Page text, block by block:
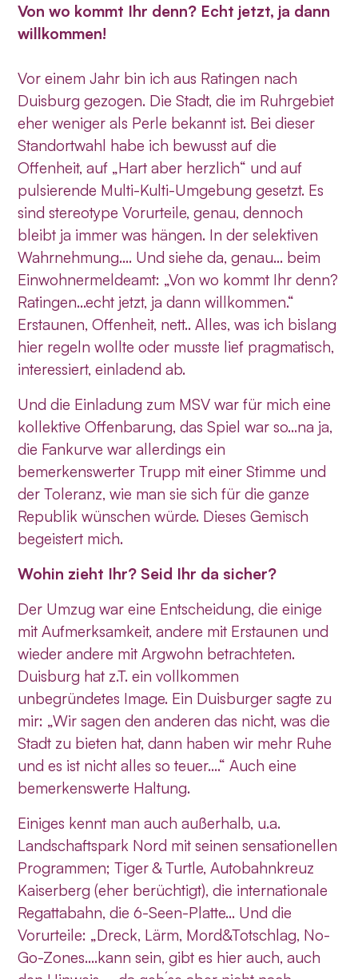
Von wo kommt Ihr denn? Echt jetzt, ja dann
willkommen!
Vor einem Jahr bin ich aus Ratingen nach
Duisburg gezogen. Die Stadt, die im Ruhrgebiet
eher weniger als Perle bekannt ist. Bei dieser
Standortwahl habe ich bewusst auf die
Offenheit, auf „Hart aber herzlich“ und auf
pulsierende Multi-Kulti-Umgebung gesetzt. Es
sind stereotype Vorurteile, genau, dennoch
bleibt ja immer was hängen. In der selektiven
Wahrnehmung…. Und siehe da, genau… beim
Einwohnermeldeamt: „Von wo kommt Ihr denn?
Ratingen…echt jetzt, ja dann willkommen.“
Erstaunen, Offenheit, nett.. Alles, was ich bislang
hier regeln wollte oder musste lief pragmatisch,
interessiert, einladend ab.
Und die Einladung zum MSV war für mich eine
kollektive Offenbarung, das Spiel war so…na ja,
die Fankurve war allerdings ein
bemerkenswerter Trupp mit einer Stimme und
der Toleranz, wie man sie sich für die ganze
Republik wünschen würde. Dieses Gemisch
begeistert mich.
Wohin zieht Ihr? Seid Ihr da sicher?
Der Umzug war eine Entscheidung, die einige
mit Aufmerksamkeit, andere mit Erstaunen und
wieder andere mit Argwohn betrachteten.
Duisburg hat z.T. ein vollkommen
unbegründetes Image. Ein Duisburger sagte zu
mir: „Wir sagen den anderen das nicht, was die
Stadt zu bieten hat, dann haben wir mehr Ruhe
und es ist nicht alles so teuer….“ Auch eine
bemerkenswerte Haltung.
Einiges kennt man auch außerhalb, u.a.
Landschaftspark Nord mit seinen sensationellen
Programmen; Tiger & Turtle, Autobahnkreuz
Kaiserberg (eher berüchtigt), die internationale
Regattabahn, die 6-Seen-Platte… Und die
Vorurteile: „Dreck, Lärm, Mord&Totschlag, No-
Go-Zones….kann sein, gibt es hier auch, auch